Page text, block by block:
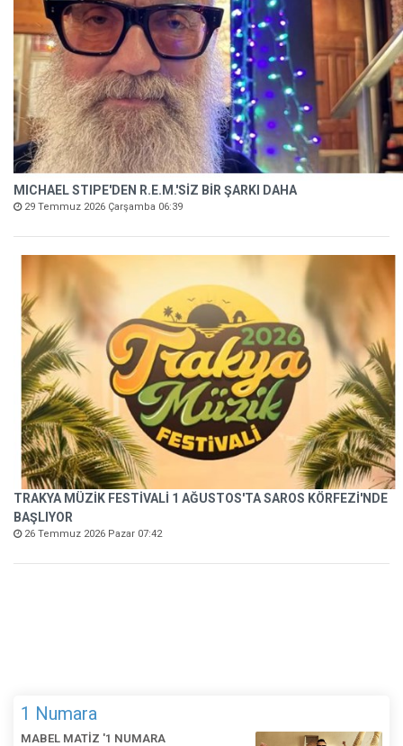
MICHAEL STIPE'DEN R.E.M.'SİZ BİR ŞARKI DAHA
29 Temmuz 2026 Çarşamba 06:39
TRAKYA MÜZİK FESTİVALİ 1 AĞUSTOS'TA SAROS KÖRFEZİ'NDE
BAŞLIYOR
26 Temmuz 2026 Pazar 07:42
1 Numara
MABEL MATİZ '1 NUMARA